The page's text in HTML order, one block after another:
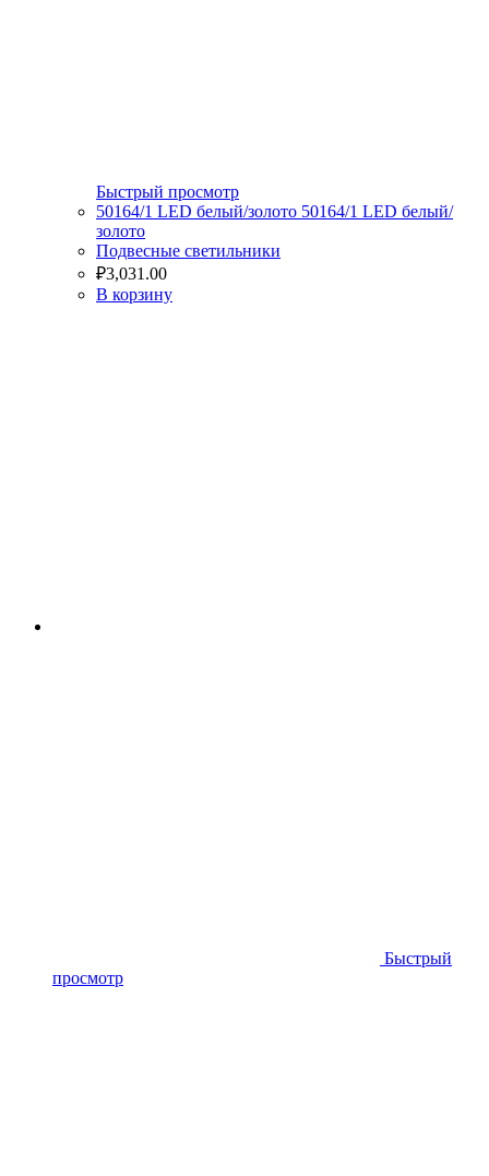
Быстрый просмотр
50164/1 LED белый/золото 50164/1 LED белый/
золото
Подвесные светильники
₽3,031.00
В корзину
Быстрый
просмотр